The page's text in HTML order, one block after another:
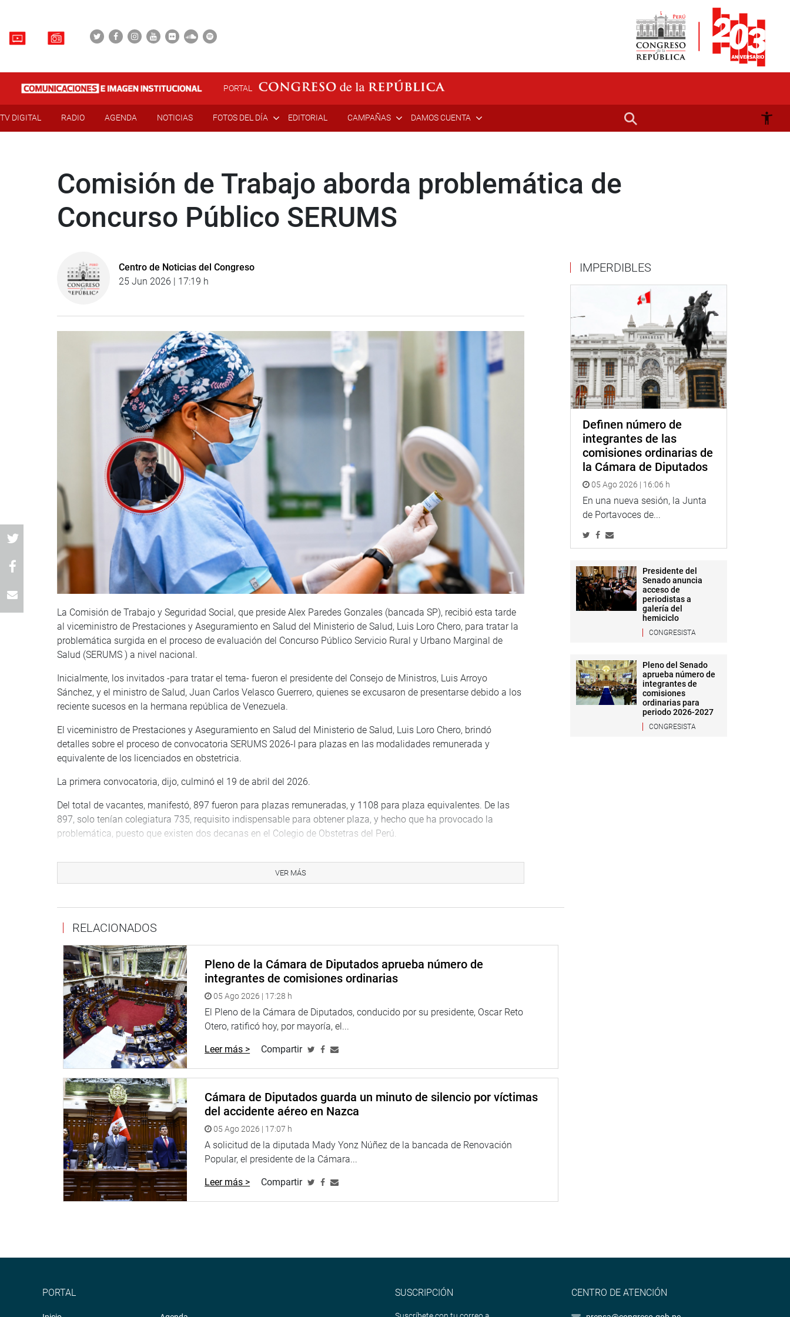
PORTAL
TV DIGITAL RADIO AGENDA NOTICIAS FOTOS DEL DÍA EDITORIAL CAMPAÑAS DAMOS CUENTA
Comisión de Trabajo aborda problemática de
Concurso Público SERUMS
Centro de Noticias del Congreso
25 Jun 2026 | 17:19 h
La Comisión de Trabajo y Seguridad Social, que preside Alex Paredes Gonzales (bancada SP), recibió esta tarde
al viceministro de Prestaciones y Aseguramiento en Salud del Ministerio de Salud, Luis Loro Chero, para tratar la
problemática surgida en el proceso de evaluación del Concurso Público Servicio Rural y Urbano Marginal de
Salud (SERUMS ) a nivel nacional.
Inicialmente, los invitados -para tratar el tema- fueron el presidente del Consejo de Ministros, Luis Arroyo
Sánchez, y el ministro de Salud, Juan Carlos Velasco Guerrero, quienes se excusaron de presentarse debido a los
reciente sucesos en la hermana república de Venezuela.
El viceministro de Prestaciones y Aseguramiento en Salud del Ministerio de Salud, Luis Loro Chero, brindó
detalles sobre el proceso de convocatoria SERUMS 2026-I para plazas en las modalidades remunerada y
equivalente de los licenciados en obstetricia.
La primera convocatoria, dijo, culminó el 19 de abril del 2026.
Del total de vacantes, manifestó, 897 fueron para plazas remuneradas, y 1108 para plaza equivalentes. De las
897, solo tenían colegiatura 735, requisito indispensable para obtener plaza, y hecho que ha provocado la
problemática, puesto que existen dos decanas en el Colegio de Obstetras del Perú.
Social de Salud (EsSalud), Jaime Moreno Eustaquio, para que informe sobre el estado situacional en que recibió
la entidad y las principales líneas de gestión, acciones prioritarias y medidas que tiene previsto implementar
Alex Paredes Gonzales manifestó que mañana mismo reiterará la invitación para que el funcionario se presente
OFICINA DE COMUNICACIONES E IMAGEN INSTITUCIONAL
VER MÁS
RELACIONADOS
Pleno de la Cámara de Diputados aprueba número de
integrantes de comisiones ordinarias
05 Ago 2026 | 17:28 h
El Pleno de la Cámara de Diputados, conducido por su presidente, Oscar Reto
Otero, ratificó hoy, por mayoría, el...
Leer más > Compartir
Cámara de Diputados guarda un minuto de silencio por víctimas
del accidente aéreo en Nazca
05 Ago 2026 | 17:07 h
A solicitud de la diputada Mady Yonz Núñez de la bancada de Renovación
Popular, el presidente de la Cámara...
Leer más > Compartir
IMPERDIBLES
Definen número de
integrantes de las
comisiones ordinarias de
la Cámara de Diputados
05 Ago 2026 | 16:06 h
En una nueva sesión, la Junta
de Portavoces de...
Presidente del
Senado anuncia
acceso de
periodistas a
galería del
hemiciclo
CONGRESISTA
Pleno del Senado
aprueba número de
integrantes de
comisiones
ordinarias para
periodo 2026-2027
CONGRESISTA
PORTAL SUSCRIPCIÓN CENTRO DE ATENCIÓN